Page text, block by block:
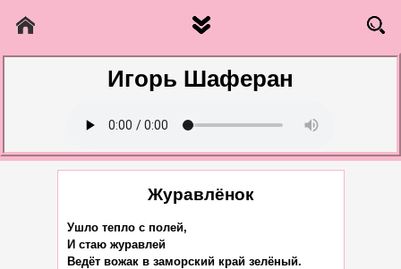
Игорь Шаферан
Журавлёнок
Ушло тепло с полей,
И стаю журавлей
Ведёт вожак в заморский край зелёный.